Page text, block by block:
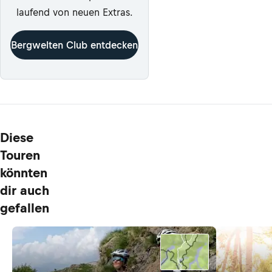
laufend von neuen Extras.
Bergwelten Club entdecken
Diese
Touren
könnten
dir auch
gefallen